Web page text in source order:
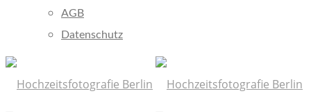
AGB
Datenschutz